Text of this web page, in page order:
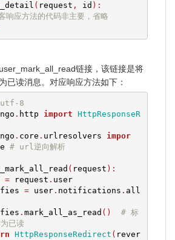
( request , id ):
响应方法的代码非主要，省略
链接，该链接是将
已读消息。对应响应方法如下：
8
. http import HttpResponseR
. core . urlresolvers impor
# url逆向解析
( request ):
= request . user
= user. notifications . all
. mark_all_as_read ()
# 标
已读
HttpResponseRedirect ( rever